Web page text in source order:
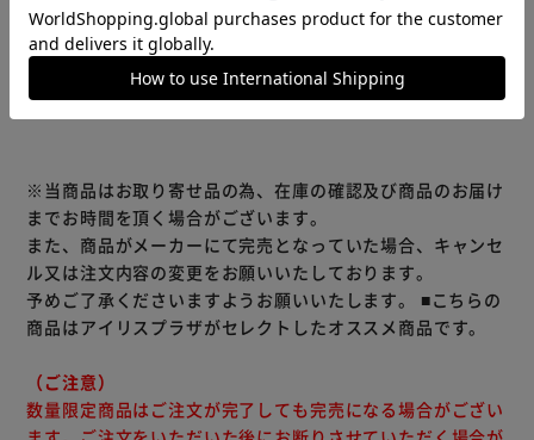
役に立った
レビューをもっと見る
※当商品はお取り寄せ品の為、在庫の確認及び商品のお届け
までお時間を頂く場合がございます。
また、商品がメーカーにて完売となっていた場合、キャンセ
ル又は注文内容の変更をお願いいたしております。
予めご了承くださいますようお願いいたします。 ■こちらの
商品はアイリスプラザがセレクトしたオススメ商品です。
（ご注意）
数量限定商品はご注文が完了しても完売になる場合がござい